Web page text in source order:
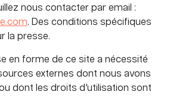
nous contacter par email :
. Des conditions spécifiques
la presse.
en forme de ce site a nécessité
externes dont nous avons
dont les droits d’utilisation sont